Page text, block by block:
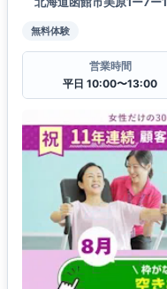
無料体験
営業時間
平日 10:00〜13:00